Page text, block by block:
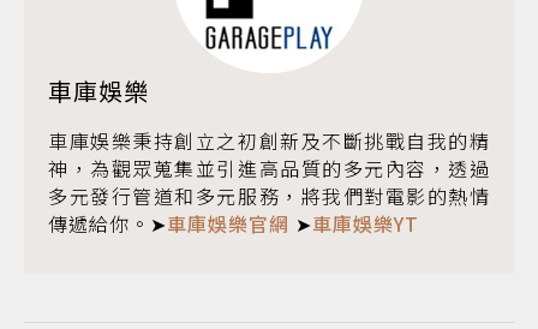
車庫娛樂
車庫娛樂秉持創立之初創新及不斷挑戰自我的精
神，為觀眾蒐集並引進高品質的多元內容，透過
多元發行管道和多元服務，將我們對電影的熱情
傳遞給你。➤車庫娛樂官網 ➤車庫娛樂YT